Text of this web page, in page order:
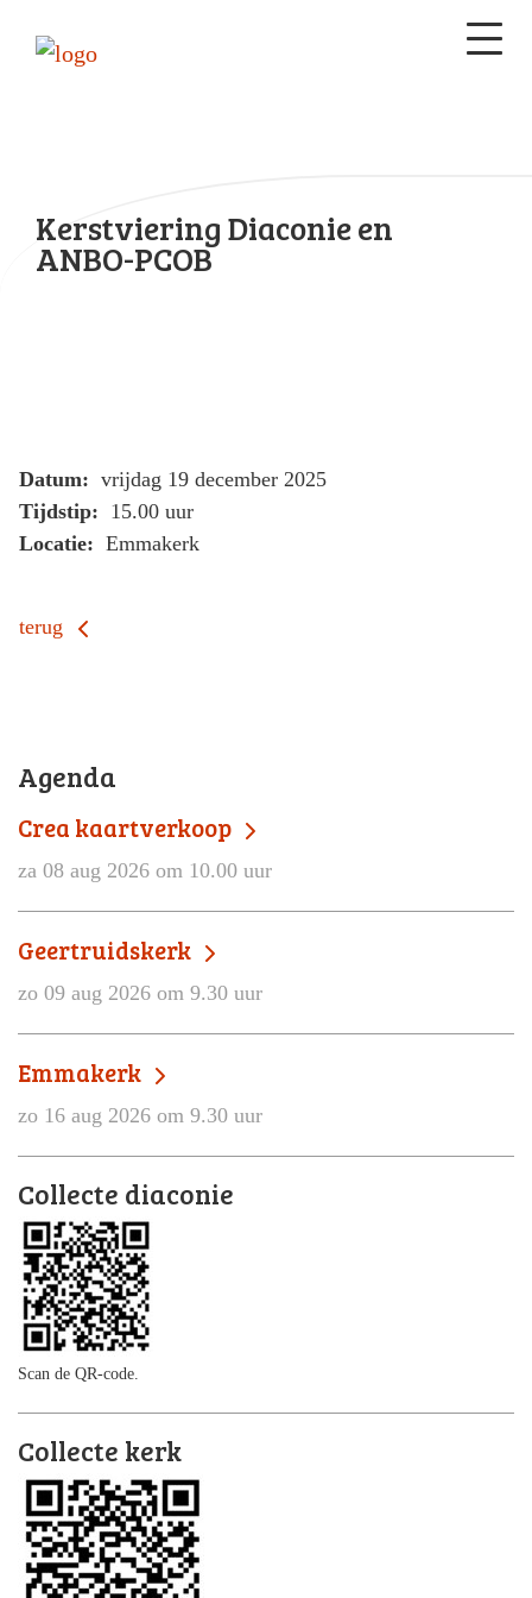
Kerstviering Diaconie en
ANBO-PCOB
Datum: vrijdag 19 december 2025
Tijdstip: 15.00 uur
Locatie: Emmakerk
terug
Agenda
Crea kaartverkoop
za 08 aug 2026 om 10.00 uur
Geertruidskerk
zo 09 aug 2026 om 9.30 uur
Emmakerk
zo 16 aug 2026 om 9.30 uur
Collecte diaconie
Scan de QR-code.
Collecte kerk